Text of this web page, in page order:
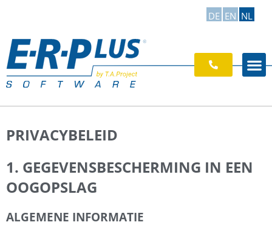
DE EN NL
PRIVACYBELEID
1. GEGEVENSBESCHERMING IN EEN
OOGOPSLAG
ALGEMENE INFORMATIE